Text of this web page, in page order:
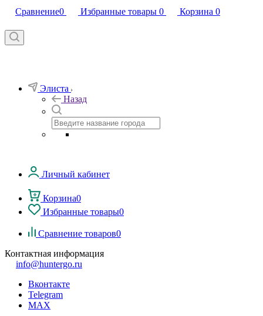
Сравнение0 Избранные товары 0 Корзина 0
Элиста
Назад
Личный кабинет
Корзина0
Избранные товары0
Сравнение товаров0
Контактная информация
info@huntergo.ru
Вконтакте
Telegram
MAX